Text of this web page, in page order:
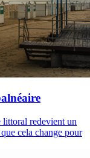
littoral redevient un
cela change pour